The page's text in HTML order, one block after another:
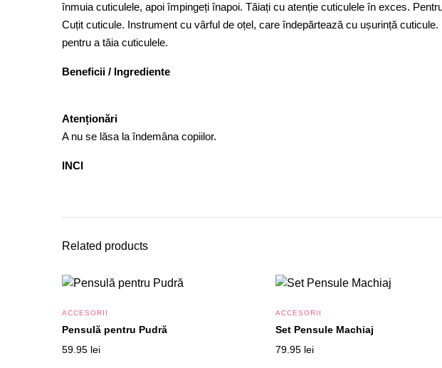
înmuia cuticulele, apoi împingeți înapoi. Tăiați cu atenție cuticulele în exces.
Cuțit cuticule. Instrument cu vârful de oțel, care îndepărtează cu ușurință
pentru a tăia cuticulele.
Beneficii / Ingrediente
Atenționări
A nu se lăsa la îndemâna copiilor.
INCI
Related products
ACCESORII
Pensulă pentru Pudră
59.95 lei
ACCESORII
Set Pensule Machiaj
79.95 lei